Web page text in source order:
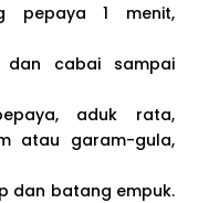
pepaya 1 menit,
dan cabai sampai
aduk rata,
atau garam-gula,
dan batang empuk.